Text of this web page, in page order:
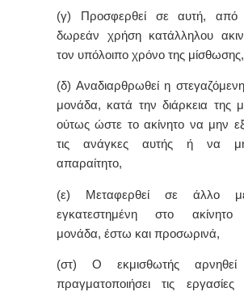
(γ) Προσφερθεί σε αυτή, από
δωρεάν χρήση κατάλληλου
τον υπόλοιπο χρόνο της μίσθωσης,
(δ) Αναδιαρθρωθεί η
μονάδα, κατά την διάρκεια της
ούτως ώστε το ακίνητο να μην
τις ανάγκες αυτής ή να
απαραίτητο,
(ε) Μεταφερθεί σε άλλο
εγκατεστημένη στο ακίνητο
μονάδα, έστω και προσωρινά,
(στ) Ο εκμισθωτής
πραγματοποιήσει τις